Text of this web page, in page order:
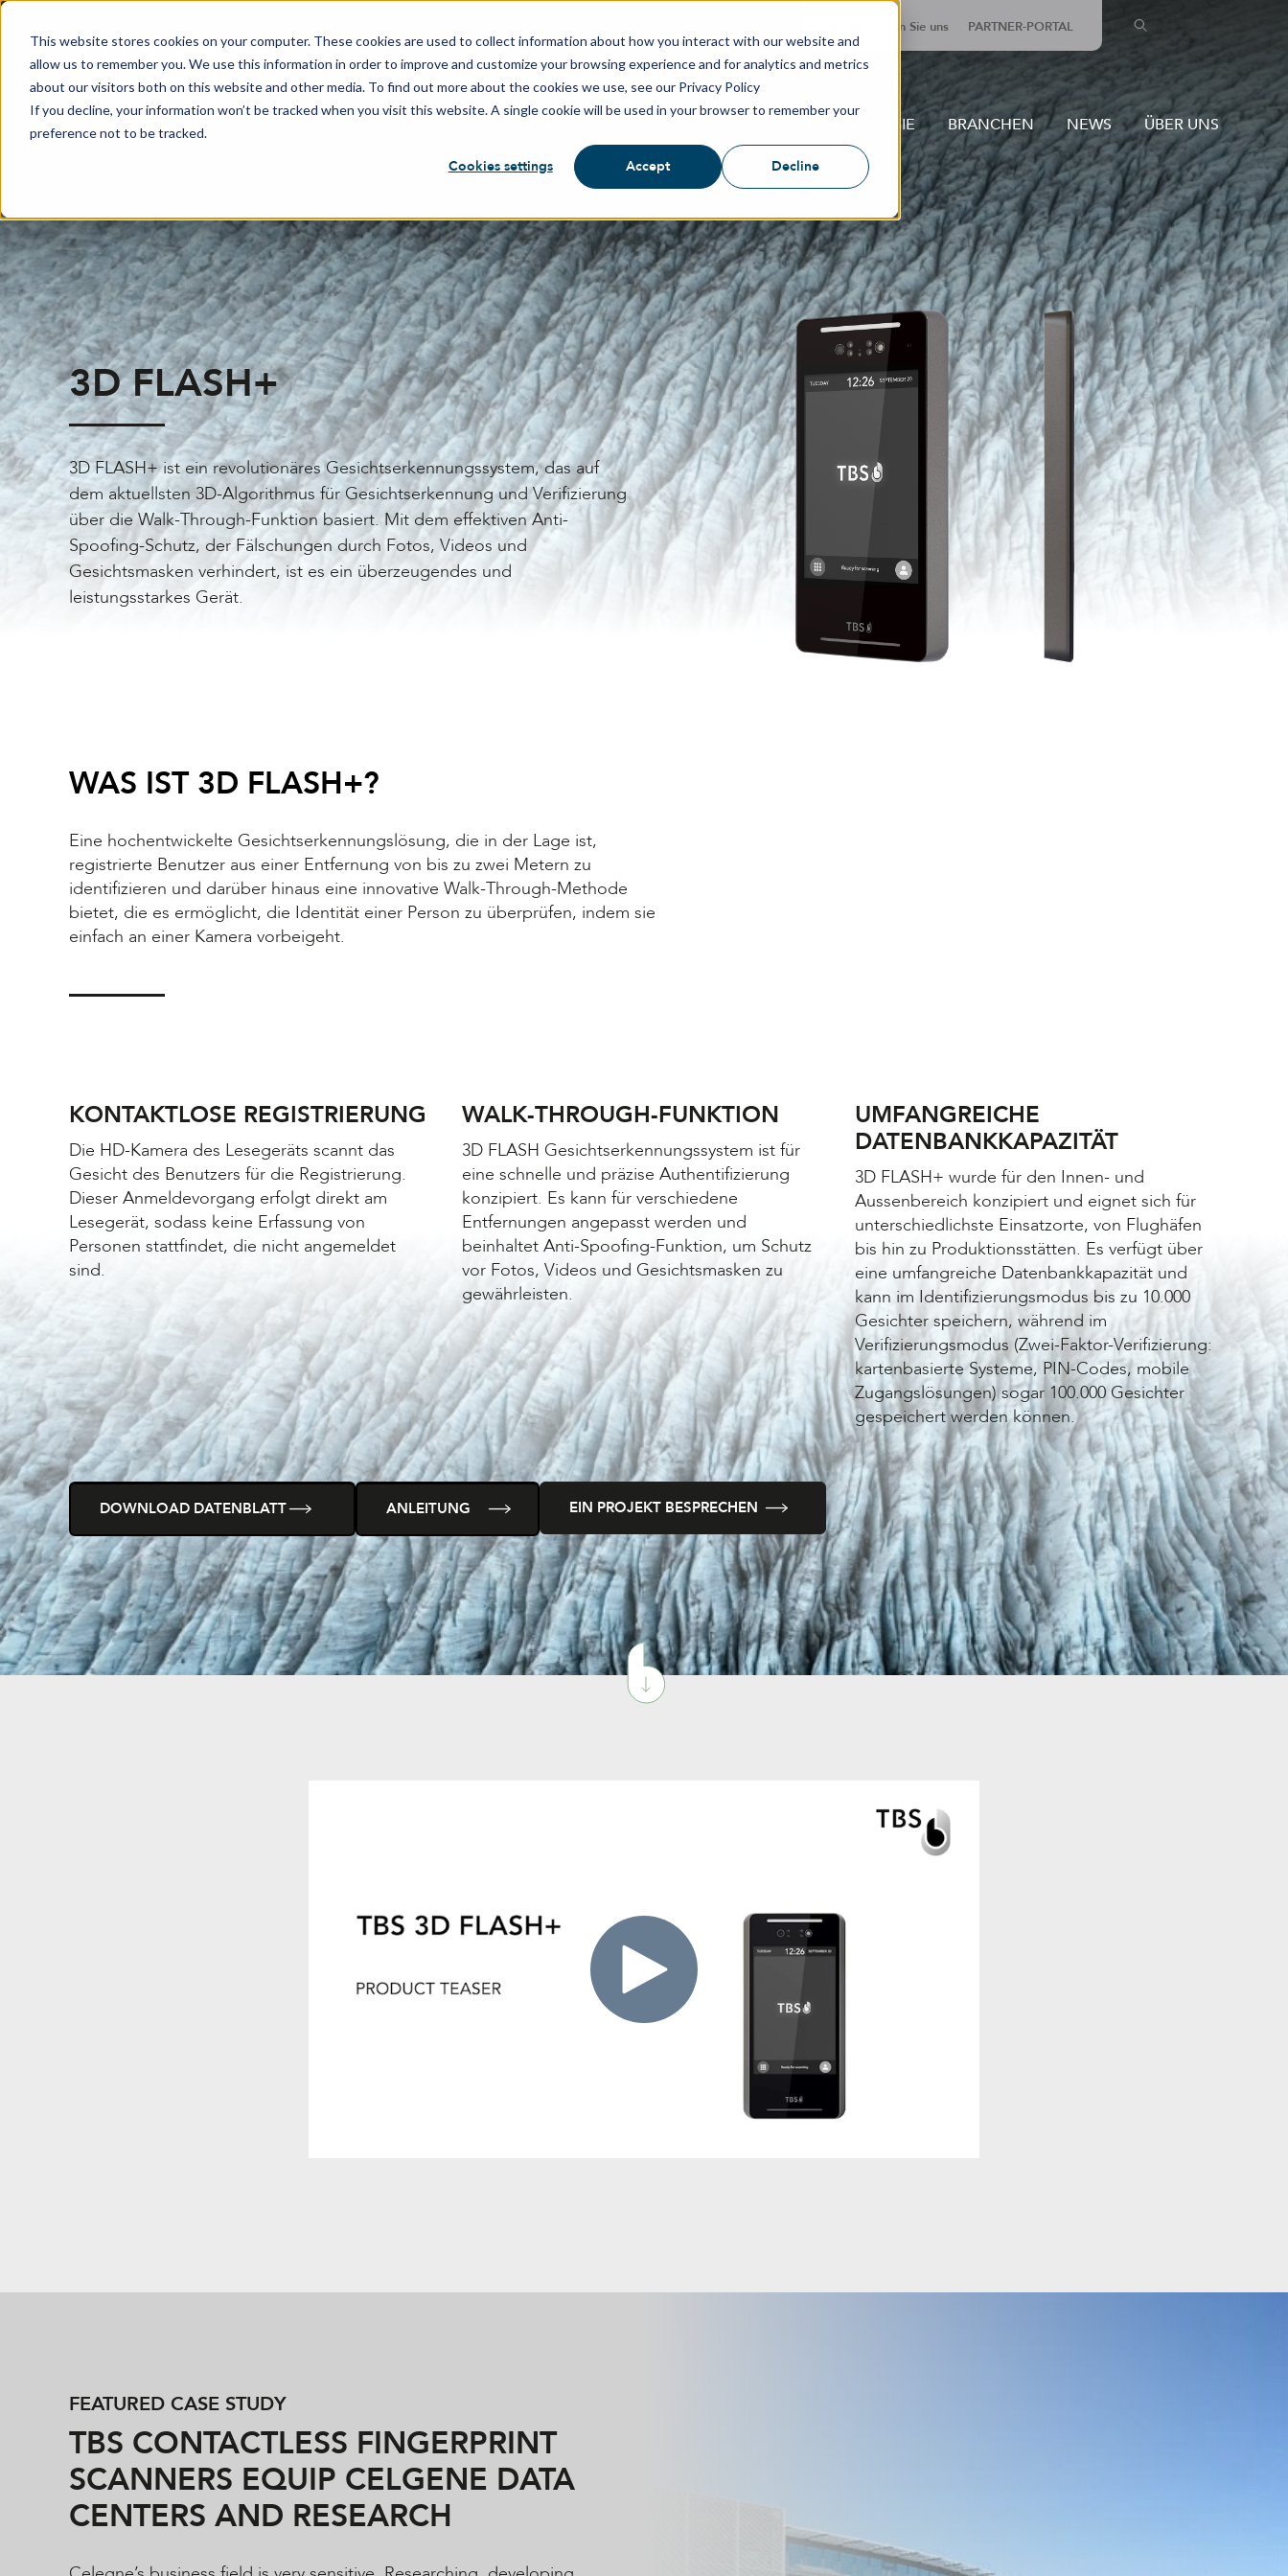
This website stores cookies on your computer. These cookies are used to collect information about how you interact with our website and
allow us to remember you. We use this information in order to improve and customize your browsing experience and for analytics and metrics
about our visitors both on this website and other media. To find out more about the cookies we use, see our Privacy Policy
If you decline, your information won’t be tracked when you visit this website. A single cookie will be used in your browser to remember your
preference not to be tracked.
Cookies settings Accept Decline
Kontaktieren Sie uns PARTNER-PORTAL
BIOMETRIE-TECHNOLOGIE BRANCHEN NEWS ÜBER UNS
3D FLASH+
3D FLASH+ ist ein revolutionäres Gesichtserkennungssystem, das auf
dem aktuellsten 3D-Algorithmus für Gesichtserkennung und Verifizierung
über die Walk-Through-Funktion basiert. Mit dem effektiven Anti-
Spoofing-Schutz, der Fälschungen durch Fotos, Videos und
Gesichtsmasken verhindert, ist es ein überzeugendes und
leistungsstarkes Gerät.
WAS IST 3D FLASH+?
Eine hochentwickelte Gesichtserkennungslösung, die in der Lage ist,
registrierte Benutzer aus einer Entfernung von bis zu zwei Metern zu
identifizieren und darüber hinaus eine innovative Walk-Through-Methode
bietet, die es ermöglicht, die Identität einer Person zu überprüfen, indem sie
einfach an einer Kamera vorbeigeht.
KONTAKTLOSE REGISTRIERUNG
Die HD-Kamera des Lesegeräts scannt das
Gesicht des Benutzers für die Registrierung.
Dieser Anmeldevorgang erfolgt direkt am
Lesegerät, sodass keine Erfassung von
Personen stattfindet, die nicht angemeldet
sind.
WALK-THROUGH-FUNKTION
3D FLASH Gesichtserkennungssystem ist für
eine schnelle und präzise Authentifizierung
konzipiert. Es kann für verschiedene
Entfernungen angepasst werden und
beinhaltet Anti-Spoofing-Funktion, um Schutz
vor Fotos, Videos und Gesichtsmasken zu
gewährleisten.
UMFANGREICHE
DATENBANKKAPAZITÄT
3D FLASH+ wurde für den Innen- und
Aussenbereich konzipiert und eignet sich für
unterschiedlichste Einsatzorte, von Flughäfen
bis hin zu Produktionsstätten. Es verfügt über
eine umfangreiche Datenbankkapazität und
kann im Identifizierungsmodus bis zu 10.000
Gesichter speichern, während im
Verifizierungsmodus (Zwei-Faktor-Verifizierung:
kartenbasierte Systeme, PIN-Codes, mobile
Zugangslösungen) sogar 100.000 Gesichter
gespeichert werden können.
DOWNLOAD DATENBLATT ANLEITUNG EIN PROJEKT BESPRECHEN
FEATURED CASE STUDY
TBS CONTACTLESS FINGERPRINT
SCANNERS EQUIP CELGENE DATA
CENTERS AND RESEARCH